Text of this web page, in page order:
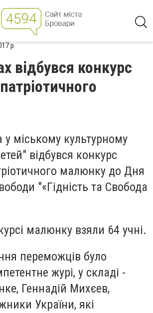
р.
відбувся конкурс
у міському культурному
відбувся конкурс
малюнку до Дня
"«Гідність та Свобода
малюнку взяли 64 учні.
переможців було
журі, у складі -
Геннадій Михєев,
України, які